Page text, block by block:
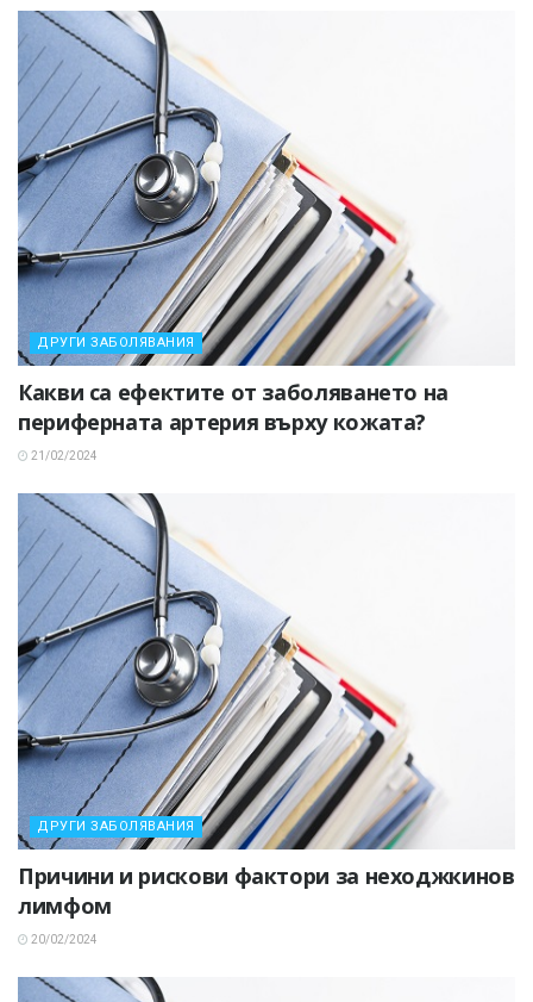
ДРУГИ ЗАБОЛЯВАНИЯ
Какви са ефектите от заболяването на
периферната артерия върху кожата?
21/02/2024
ДРУГИ ЗАБОЛЯВАНИЯ
Причини и рискови фактори за неходжкинов
лимфом
20/02/2024